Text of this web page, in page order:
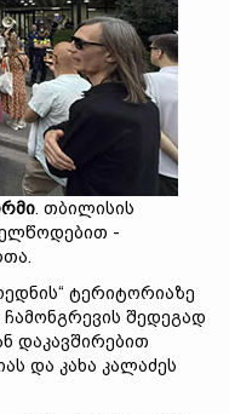
. თბილისის
-
ტერიტორიაზე
შედეგად
დაკავშირებით
და კახა კალაძეს